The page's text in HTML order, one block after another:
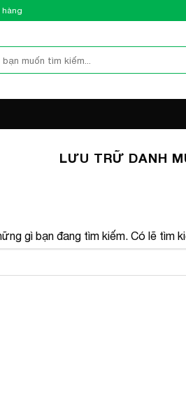
hàng
LƯU TRỮ DANH
gì bạn đang tìm kiếm. Có lẽ tìm